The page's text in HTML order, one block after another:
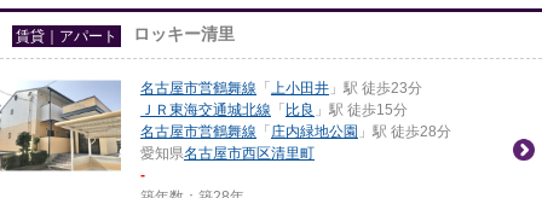
賃貸｜アパート ロッキー清里
名古屋市営鶴舞線 「 上小田井 」駅 徒歩23分
ＪＲ東海交通城北線 「 比良 」駅 徒歩15分
名古屋市営鶴舞線 「 庄内緑地公園 」駅 徒歩28分
愛知県名古屋市西区清里町
-